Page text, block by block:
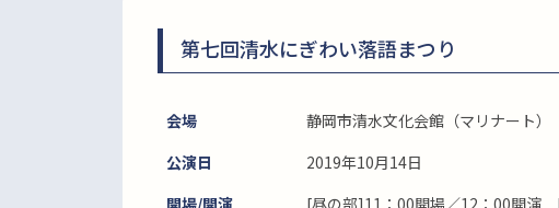
第七回清水にぎわい落語まつり
会場
静岡市清水文化会館（マリナート）
公演日
2019年10月14日
開場/開演
[昼の部]11：00開場／12：00開演